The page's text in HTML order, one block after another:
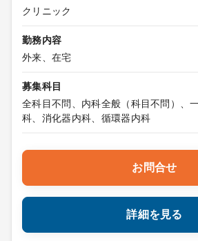
クリニック
勤務内容
外来、在宅
募集科目
全科目不問、内科全般（科目不問）、
科、消化器内科、循環器内科
お問合せ
詳細を見る